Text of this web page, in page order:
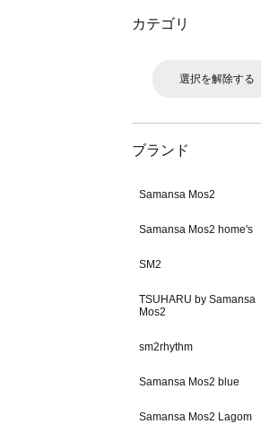
カテゴリ
選択を解除する
ブランド
Samansa Mos2
Samansa Mos2 home's
SM2
TSUHARU by Samansa
Mos2
sm2rhythm
Samansa Mos2 blue
Samansa Mos2 Lagom